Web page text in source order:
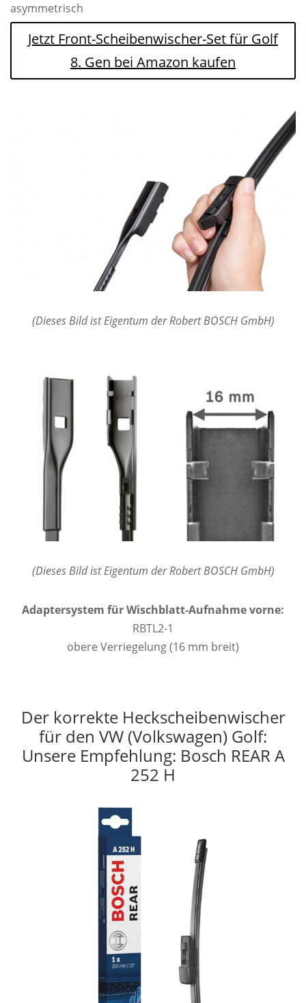
asymmetrisch
Jetzt Front-Scheibenwischer-Set für Golf
8. Gen bei Amazon kaufen
(Dieses Bild ist Eigentum der Robert BOSCH GmbH)
(Dieses Bild ist Eigentum der Robert BOSCH GmbH)
Adaptersystem für Wischblatt-Aufnahme vorne:
RBTL2-1
obere Verriegelung (16 mm breit)
Der korrekte Heckscheibenwischer
für den VW (Volkswagen) Golf:
Unsere Empfehlung: Bosch REAR A
252 H